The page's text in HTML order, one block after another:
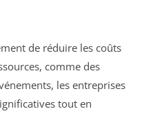
de réduire les coûts
comme des
les entreprises
tout en